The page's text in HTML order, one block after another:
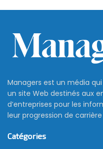
Managers est un média
un site Web destinés aux
d’entreprises pour les
leur progression de carrière
Catégories